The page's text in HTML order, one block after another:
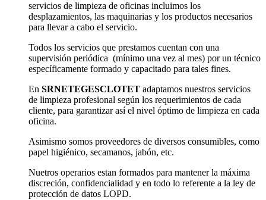
servicios de limpieza de oficinas incluimos los
desplazamientos, las maquinarias y los productos necesarios
para llevar a cabo el servicio.
Todos los servicios que prestamos cuentan con una
supervisión periódica (mínimo una vez al mes) por un técnico
específicamente formado y capacitado para tales fines.
En SRNETEGESCLOTET adaptamos nuestros servicios
de limpieza profesional según los requerimientos de cada
cliente, para garantizar así el nivel óptimo de limpieza en cada
oficina.
Asimismo somos proveedores de diversos consumibles, como
papel higiénico, secamanos, jabón, etc.
Nuetros operarios estan formados para mantener la máxima
discreción, confidencialidad y en todo lo referente a la ley de
protección de datos LOPD.